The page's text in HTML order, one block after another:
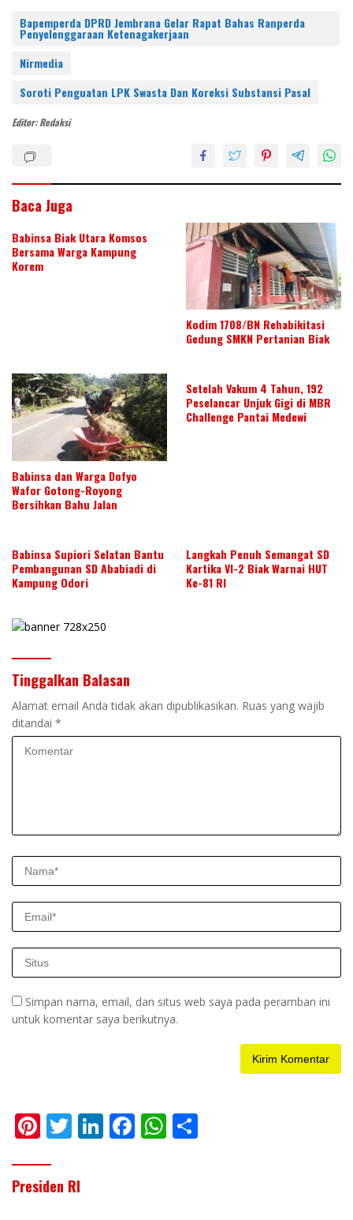
er
e
st
ittk
dI
n
e
o
o
at
A
p
ar
Bapemperda DPRD Jembrana Gelar Rapat Bahas Ranperda
Penyelenggaraan Ketenagakerjaan
Nirmedia
Soroti Penguatan LPK Swasta Dan Koreksi Substansi Pasal
Editor: Redaksi
Baca Juga
Babinsa Biak Utara Komsos
Bersama Warga Kampung
Korem
Kodim 1708/BN Rehabikitasi
Gedung SMKN Pertanian Biak
Babinsa dan Warga Dofyo
Wafor Gotong-Royong
Bersihkan Bahu Jalan
Setelah Vakum 4 Tahun, 192
Peselancar Unjuk Gigi di MBR
Challenge Pantai Medewi
Babinsa Supiori Selatan Bantu
Pembangunan SD Ababiadi di
Kampung Odori
Langkah Penuh Semangat SD
Kartika VI-2 Biak Warnai HUT
Ke-81 RI
Tinggalkan Balasan
Alamat email Anda tidak akan dipublikasikan. Ruas yang wajib
ditandai *
Simpan nama, email, dan situs web saya pada peramban ini
untuk komentar saya berikutnya.
Pi
er
e
T
itt
er
Li F W
Presiden RI